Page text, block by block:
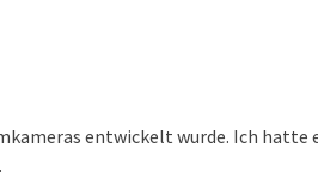
entwickelt wurde. Ich hatte